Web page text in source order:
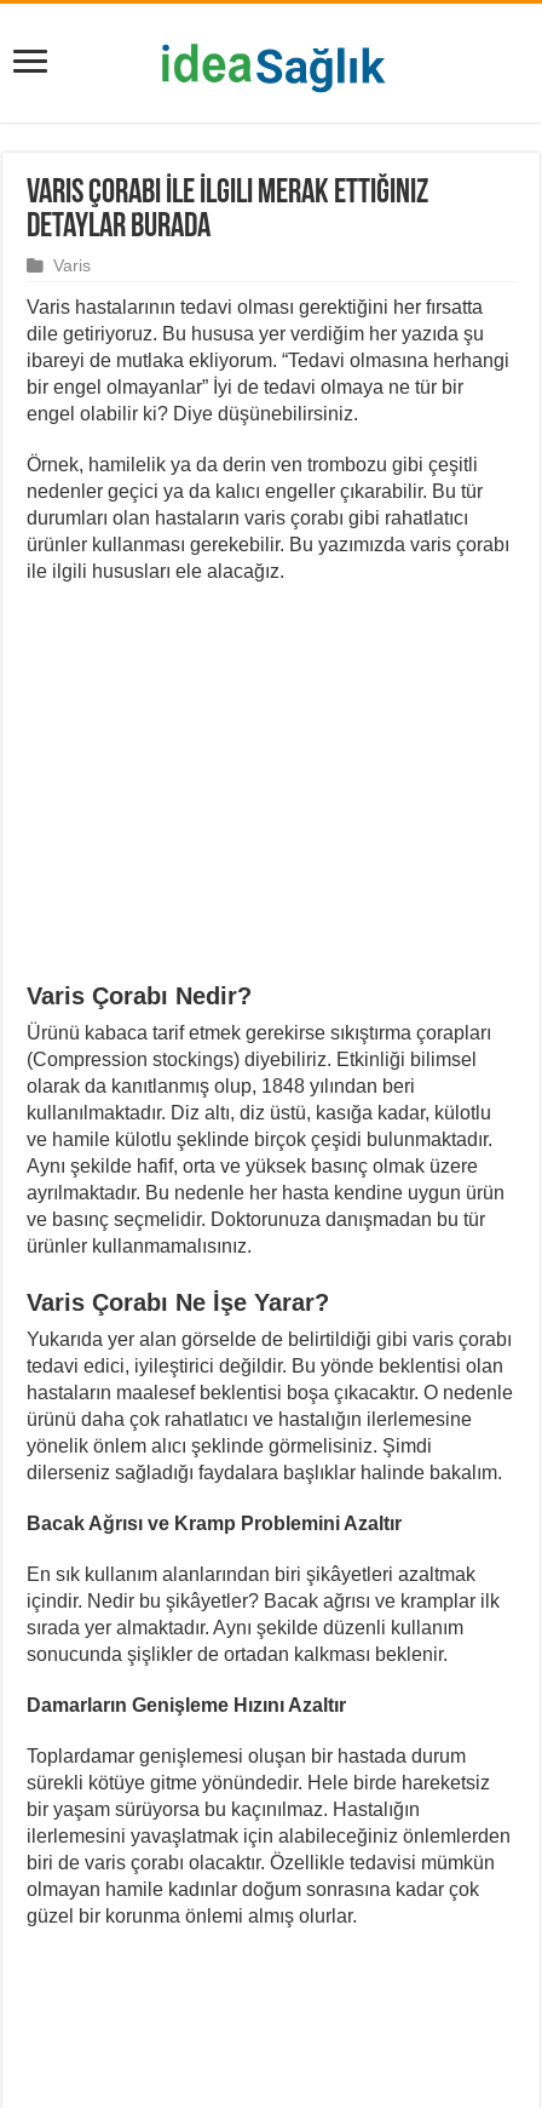
Varis Çorabı İle İlgili Merak Ettiğiniz
Detaylar Burada
Varis
Varis hastalarının tedavi olması gerektiğini her fırsatta
dile getiriyoruz. Bu hususa yer verdiğim her yazıda şu
ibareyi de mutlaka ekliyorum. “Tedavi olmasına herhangi
bir engel olmayanlar” İyi de tedavi olmaya ne tür bir
engel olabilir ki? Diye düşünebilirsiniz.
Örnek, hamilelik ya da derin ven trombozu gibi çeşitli
nedenler geçici ya da kalıcı engeller çıkarabilir. Bu tür
durumları olan hastaların varis çorabı gibi rahatlatıcı
ürünler kullanması gerekebilir. Bu yazımızda varis çorabı
ile ilgili hususları ele alacağız.
Varis Çorabı Nedir?
Ürünü kabaca tarif etmek gerekirse sıkıştırma çorapları
(Compression stockings) diyebiliriz. Etkinliği bilimsel
olarak da kanıtlanmış olup, 1848 yılından beri
kullanılmaktadır. Diz altı, diz üstü, kasığa kadar, külotlu
ve hamile külotlu şeklinde birçok çeşidi bulunmaktadır.
Aynı şekilde hafif, orta ve yüksek basınç olmak üzere
ayrılmaktadır. Bu nedenle her hasta kendine uygun ürün
ve basınç seçmelidir. Doktorunuza danışmadan bu tür
ürünler kullanmamalısınız.
Varis Çorabı Ne İşe Yarar?
Yukarıda yer alan görselde de belirtildiği gibi varis çorabı
tedavi edici, iyileştirici değildir. Bu yönde beklentisi olan
hastaların maalesef beklentisi boşa çıkacaktır. O nedenle
ürünü daha çok rahatlatıcı ve hastalığın ilerlemesine
yönelik önlem alıcı şeklinde görmelisiniz. Şimdi
dilerseniz sağladığı faydalara başlıklar halinde bakalım.
Bacak Ağrısı ve Kramp Problemini Azaltır
En sık kullanım alanlarından biri şikâyetleri azaltmak
içindir. Nedir bu şikâyetler? Bacak ağrısı ve kramplar ilk
sırada yer almaktadır. Aynı şekilde düzenli kullanım
sonucunda şişlikler de ortadan kalkması beklenir.
Damarların Genişleme Hızını Azaltır
Toplardamar genişlemesi oluşan bir hastada durum
sürekli kötüye gitme yönündedir. Hele birde hareketsiz
bir yaşam sürüyorsa bu kaçınılmaz. Hastalığın
ilerlemesini yavaşlatmak için alabileceğiniz önlemlerden
biri de varis çorabı olacaktır. Özellikle tedavisi mümkün
olmayan hamile kadınlar doğum sonrasına kadar çok
güzel bir korunma önlemi almış olurlar.